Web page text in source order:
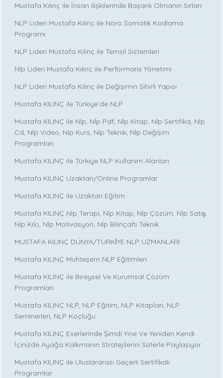
Mustafa Kılınç ile İnsan ilişkilerinde Başarılı Olmanın Sırları
NLP Lideri Mustafa Kılınç ile Nöro Somatik Kodlama
Programı
NLP Lideri Mustafa Kılınç ile Temsil Sistemleri
Nlp Lideri Mustafa Kılınç ile Performans Yönetimi
NLP Lideri Mustafa Kılınç ile Değişimin Sihirli Yapısı
Mustafa KILINÇ ile Türkiye’de NLP
Mustafa KILINÇ ile Nlp, Nlp Pdf, Nlp Kitap, Nlp Sertifika, Nlp
Cd, Nlp Video, Nlp Kurs, Nlp Teknik, Nlp Değişim
Programları
Mustafa KILINÇ ile Türkiye NLP Kullanım Alanları
Mustafa KILINÇ Uzaktan/Online Programlar
Mustafa KILINÇ ile Uzaktan Eğitim
Mustafa KILINÇ Nlp Terapi, Nlp Kitap, Nlp Çözüm, Nlp Satış,
Nlp Kilo, Nlp Motivasyon, Nlp Bilinçaltı Teknik
MUSTAFA KILINÇ DÜNYA/TÜRKİYE NLP UZMANLARI
Mustafa KILINÇ Muhteşem NLP Eğitimleri
Mustafa KILINÇ ile Bireysel Ve Kurumsal Çözüm
Programları
Mustafa KILINÇ NLP, NLP Eğitim, NLP Kitapları, NLP
Seminerleri, NLP Koçluğu
Mustafa KILINÇ Eserlerinde Şimdi Yine Ve Yeniden Kendi
İçinizde Ayağa Kalkmanın Stratejilerini Sizlerle Paylaşıyor
Mustafa KILINÇ ile Uluslararası Geçerli Sertifikalı
Programlar